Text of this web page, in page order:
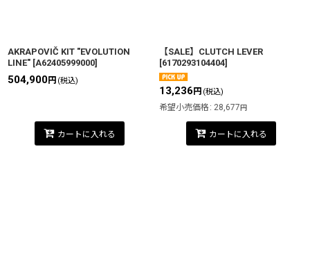
AKRAPOVIČ KIT "EVOLUTION
LINE" [A62405999000]
504,900円 (税込)
カートに入れる
【SALE】CLUTCH LEVER
[6170293104404]
13,236 円 (税込)
希望小売価格 : 28,677 円
カートに入れる